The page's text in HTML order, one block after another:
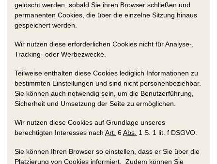
gelöscht werden, sobald Sie ihren Browser schließen und
permanenten Cookies, die über die einzelne Sitzung hinaus
gespeichert werden.
Wir nutzen diese erforderlichen Cookies nicht für Analyse-,
Tracking- oder Werbezwecke.
Teilweise enthalten diese Cookies lediglich Informationen zu
bestimmten Einstellungen und sind nicht personenbeziehbar.
Sie können auch notwendig sein, um die Benutzerführung,
Sicherheit und Umsetzung der Seite zu ermöglichen.
Wir nutzen diese Cookies auf Grundlage unseres
berechtigten Interesses nach Art. 6Abs. 1 S. 1 lit. f DSGVO.
Sie können Ihren Browser so einstellen, dass er Sie über die
Platzierung von Cookies informiert. Zudem können Sie